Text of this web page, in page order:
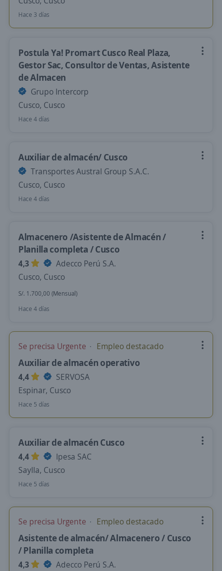
Hace 3 días
Postula Ya! Promart Cusco Real Plaza,
Gestor Sac, Consultor de Ventas, Asistente
de Almacen
Grupo Intercorp
Cusco, Cusco
Hace 4 días
Auxiliar de almacén/ Cusco
Transportes Austral Group S.A.C.
Cusco, Cusco
Hace 4 días
Almacenero /Asistente de Almacén /
Planilla completa / Cusco
4,3
Adecco Perú S.A.
Cusco, Cusco
S/. 1.700,00 (Mensual)
Hace 4 días
Se precisa Urgente Empleo destacado
Auxiliar de almacén operativo
4,4
SERVOSA
Espinar, Cusco
Hace 5 días
Auxiliar de almacén Cusco
4,4
Ipesa SAC
Saylla, Cusco
Hace 5 días
Se precisa Urgente Empleo destacado
Asistente de almacén/ Almacenero / Cusco
/ Planilla completa
4,3
Adecco Perú S.A.